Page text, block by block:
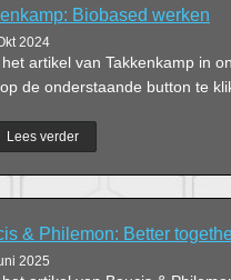
Biobased werken
2024
artikel van Takkenkamp in
de onderstaande button te
Lees verder
& Philemon: Better
2025